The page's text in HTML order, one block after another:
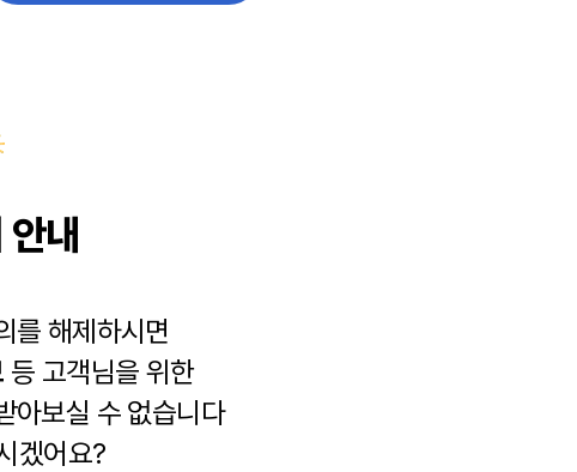
내
를 해제하시면
등 고객님을 위한
아보실 수 없습니다
겠어요?